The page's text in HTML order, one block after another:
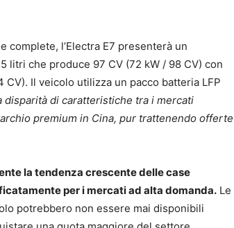
complete, l’Electra E7 presenterà un
litri che produce 97 CV (72 kW / 98 CV) con
Il veicolo utilizza un pacco batteria LFP
disparità di caratteristiche tra i mercati
premium in Cina, pur trattenendo offerte
la tendenza crescente delle case
per i mercati ad alta domanda. Le
potrebbero non essere mai disponibili